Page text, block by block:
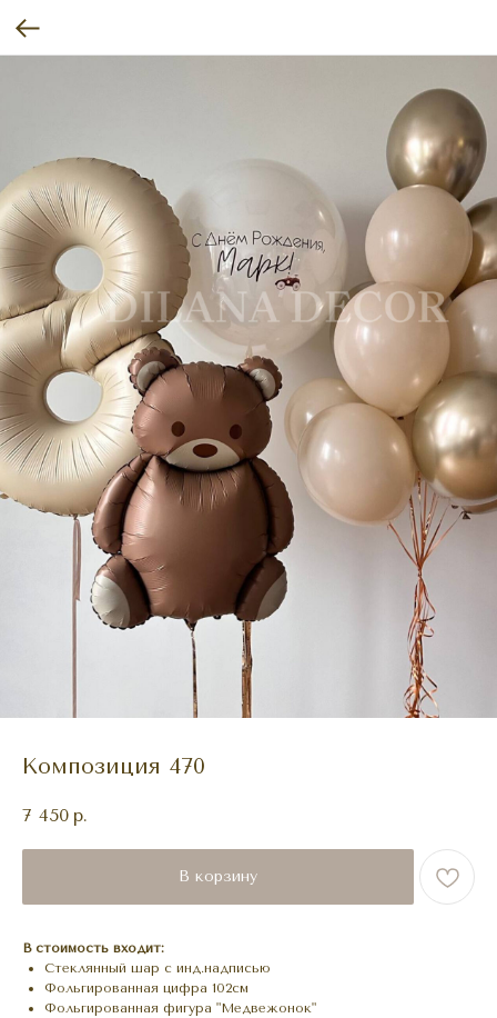
Композиция 470
7 450 р.
В корзину
В стоимость входит:
Стеклянный шар с инд.надписью
Фольгированная цифра 102см
Фольгированная фигура "Медвежонок"